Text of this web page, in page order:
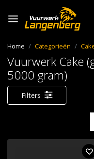
Home Categorieën
Vuurwerk Cake
5000 gram)
Filters